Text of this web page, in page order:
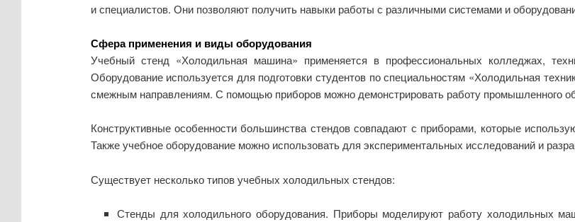
и специалистов. Они позволяют получить навыки работы с различными системами и
Сфера применения и виды оборудования
Учебный стенд «Холодильная машина» применяется в профессиональных колледжах,
Оборудование используется для подготовки студентов по специальностям «Холодильная
смежным направлениям. С помощью приборов можно демонстрировать работу промышленного
Конструктивные особенности большинства стендов совпадают с приборами, которые
Также учебное оборудование можно использовать для экспериментальных исследований и
Существует несколько типов учебных холодильных стендов:
Стенды для холодильного оборудования. Приборы моделируют работу холодильных